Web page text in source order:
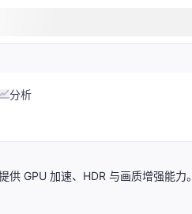
分析
GPU 加速、HDR 与画质增强能力。